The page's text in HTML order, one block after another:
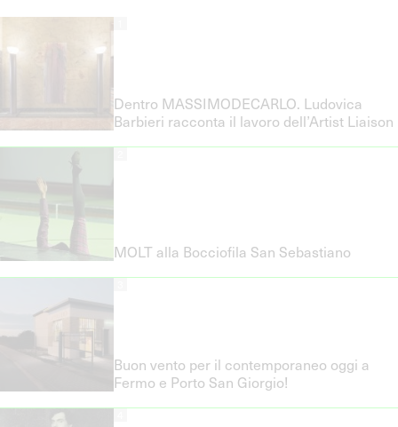
Dentro MASSIMODECARLO. Ludovica
Barbieri racconta il lavoro dell’Artist Liaison
MOLT alla Bocciofila San Sebastiano
Buon vento per il contemporaneo oggi a
Fermo e Porto San Giorgio!